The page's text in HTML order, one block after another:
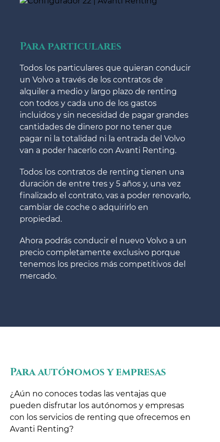
Para particulares
Todos los particulares que quieran conducir
un Volvo a través de los contratos de
alquiler a medio y largo plazo de renting
con todos y cada uno de los gastos
incluidos y sin necesidad de pagar grandes
cantidades de dinero por no tener que
pagar ni la totalidad ni la entrada del Volvo
van a poder hacerlo con Avanti Renting.
Todos los contratos de renting tienen una
duración de entre tres y 5 años y, una vez
finalizado el contrato, vas a poder renovarlo,
cambiar de coche o adquirirlo en
propiedad.
Ahora podrás conducir el nuevo Volvo a un
precio completamente exclusivo porque
tenemos los precios más competitivos del
mercado.
Para autónomos y empresas
¿Aún no conoces todas las ventajas que
pueden disfrutar los autónomos y empresas
con los servicios de renting que ofrecemos en
Avanti Renting?